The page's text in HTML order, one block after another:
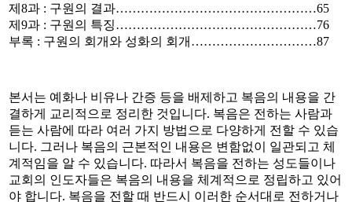
제8과 : 구원의 결과…………………………………………65
제9과 : 구원의 특징…………………………………………76
부록 : 구원의 회개와 성화의 회개…………………………87
본서는 예화나 비유나 간증 등을 배제하고 복음의 내용을 간
결하게 교리적으로 정리한 것입니다. 복음은 전하는 사람과
듣는 사람에 따라 여러 가지 방법으로 다양하게 전할 수 있습
니다. 그러나 복음의 근본적인 내용은 변함없이 일관되고 체
계적임을 알 수 있습니다. 따라서 복음을 전하는 성도들이나
교회의 인도자들은 복음의 내용을 체계적으로 정립하고 있어
야 합니다. 복음을 전할 때 반드시 이러한 순서대로 전하거나